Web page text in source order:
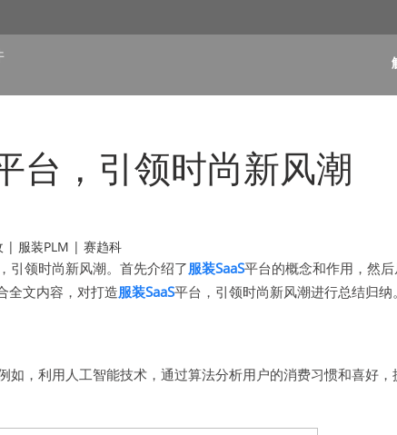
台，引领时尚新风潮
引领时尚新风潮。首先介绍了服装SaaS平台的概念和作用，然
全文内容，对打造服装SaaS平台，引领时尚新风潮进行总结归纳。
如，利用人工智能技术，通过算法分析用户的消费习惯和喜